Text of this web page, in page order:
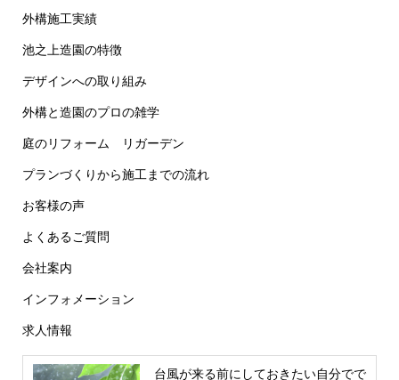
外構施工実績
池之上造園の特徴
デザインへの取り組み
外構と造園のプロの雑学
庭のリフォーム リガーデン
プランづくりから施工までの流れ
お客様の声
よくあるご質問
会社案内
インフォメーション
求人情報
台風が来る前にしておきたい自分でで